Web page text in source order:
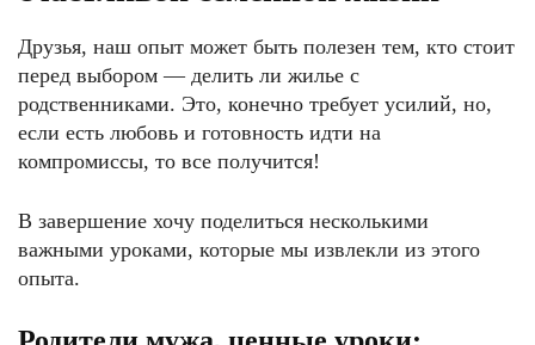
Друзья, наш опыт может быть полезен тем, кто стоит
перед выбором — делить ли жилье с
родственниками. Это, конечно требует усилий, но,
если есть любовь и готовность идти на
компромиссы, то все получится!
В завершение хочу поделиться несколькими
важными уроками, которые мы извлекли из этого
опыта.